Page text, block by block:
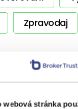
webová stránka
Zpravodaj